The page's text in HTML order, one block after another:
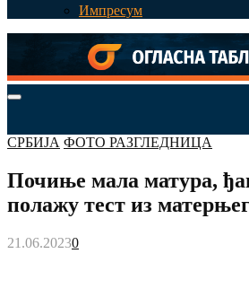
Импресум
Primary
СРБИЈА ФОТО РАЗГЛЕДНИЦА
Почиње мала матура,
полажу тест из
21.06.20230